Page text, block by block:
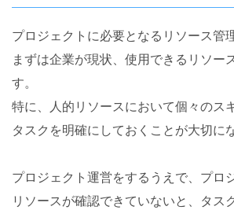
プロジェクトに必要となるリソース管
まずは企業が現状、使用できるリソー
す。
特に、人的リソースにおいて個々のス
タスクを明確にしておくことが大切に
プロジェクト運営をするうえで、プロ
リソースが確認できていないと、タス